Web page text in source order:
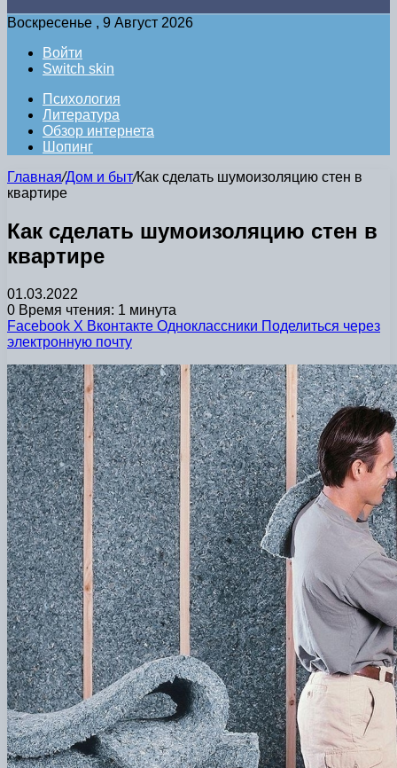
Воскресенье , 9 Август 2026
Войти
Switch skin
Психология
Литература
Обзор интернета
Шопинг
Главная/Дом и быт/Как сделать шумоизоляцию стен в
квартире
Как сделать шумоизоляцию стен в
квартире
01.03.2022
0 Время чтения: 1 минута
Facebook X Вконтакте Одноклассники Поделиться через
электронную почту